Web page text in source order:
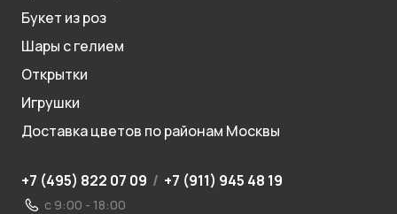
Букет из роз
Шары с гелием
Открытки
Игрушки
Доставка цветов по районам Москвы
+7 (495) 822 07 09 / +7 (911) 945 48 19
с 9:00 - 18:00